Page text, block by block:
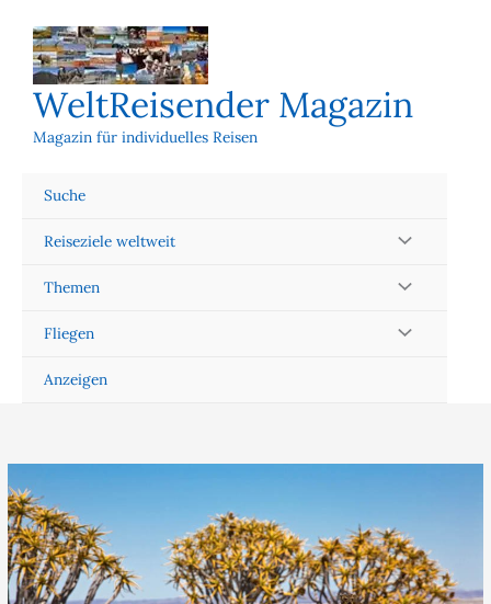
Inhalt
springen
WeltReisender Magazin
Magazin für individuelles Reisen
Suche
Reiseziele weltweit
Themen
Fliegen
Anzeigen